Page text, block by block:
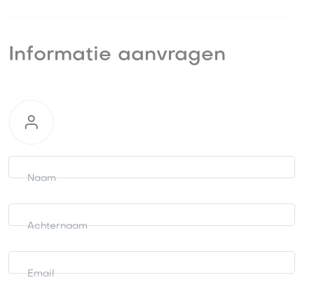
Informatie aanvragen
Informatie
aanvragen
Naam
Achternaam
Email